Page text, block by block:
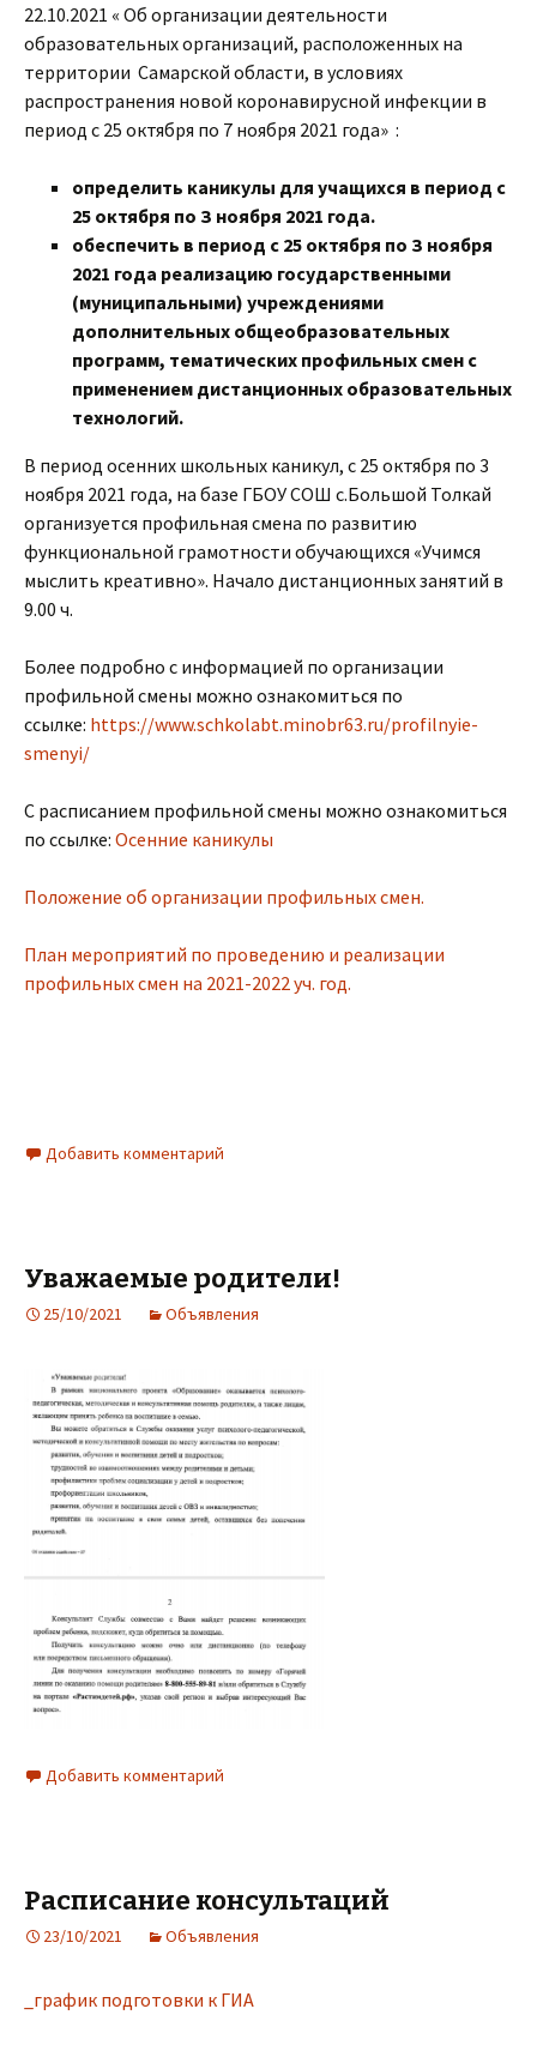
22.10.2021 « Об организации деятельности
образовательных организаций, расположенных на
территории Самарской области, в условиях
распространения новой коронавирусной инфекции в
период с 25 октября по 7 ноября 2021 года» :
определить каникулы для учащихся в период с
25 октября по З ноября 2021 года.
обеспечить в период с 25 октября по З ноября
2021 года реализацию государственными
(муниципальными) учреждениями
дополнительных общеобразовательных
программ, тематических профильных смен с
применением дистанционных образовательных
технологий.
В период осенних школьных каникул, с 25 октября по 3
ноября 2021 года, на базе ГБОУ СОШ с.Большой Толкай
организуется профильная смена по развитию
функциональной грамотности обучающихся «Учимся
мыслить креативно». Начало дистанционных занятий в
9.00 ч.
Более подробно с информацией по организации
профильной смены можно ознакомиться по
ссылке: https://www.schkolabt.minobr63.ru/profilnyie-
smenyi/
С расписанием профильной смены можно ознакомиться
по ссылке: Осенние каникулы
Положение об организации профильных смен.
План мероприятий по проведению и реализации
профильных смен на 2021-2022 уч. год.
Добавить комментарий
Уважаемые родители!
25/10/2021 Объявления
Добавить комментарий
Расписание консультаций
23/10/2021 Объявления
_график подготовки к ГИА